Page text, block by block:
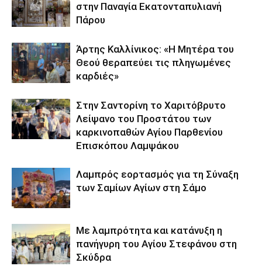
στην Παναγία Εκατονταπυλιανή
Πάρου
Άρτης Καλλίνικος: «Η Μητέρα του
Θεού θεραπεύει τις πληγωμένες
καρδιές»
Στην Σαντορίνη το Χαριτόβρυτο
Λείψανο του Προστάτου των
καρκινοπαθών Αγίου Παρθενίου
Επισκόπου Λαμψάκου
Λαμπρός εορτασμός για τη Σύναξη
των Σαμίων Αγίων στη Σάμο
Με λαμπρότητα και κατάνυξη η
πανήγυρη του Αγίου Στεφάνου στη
Σκύδρα